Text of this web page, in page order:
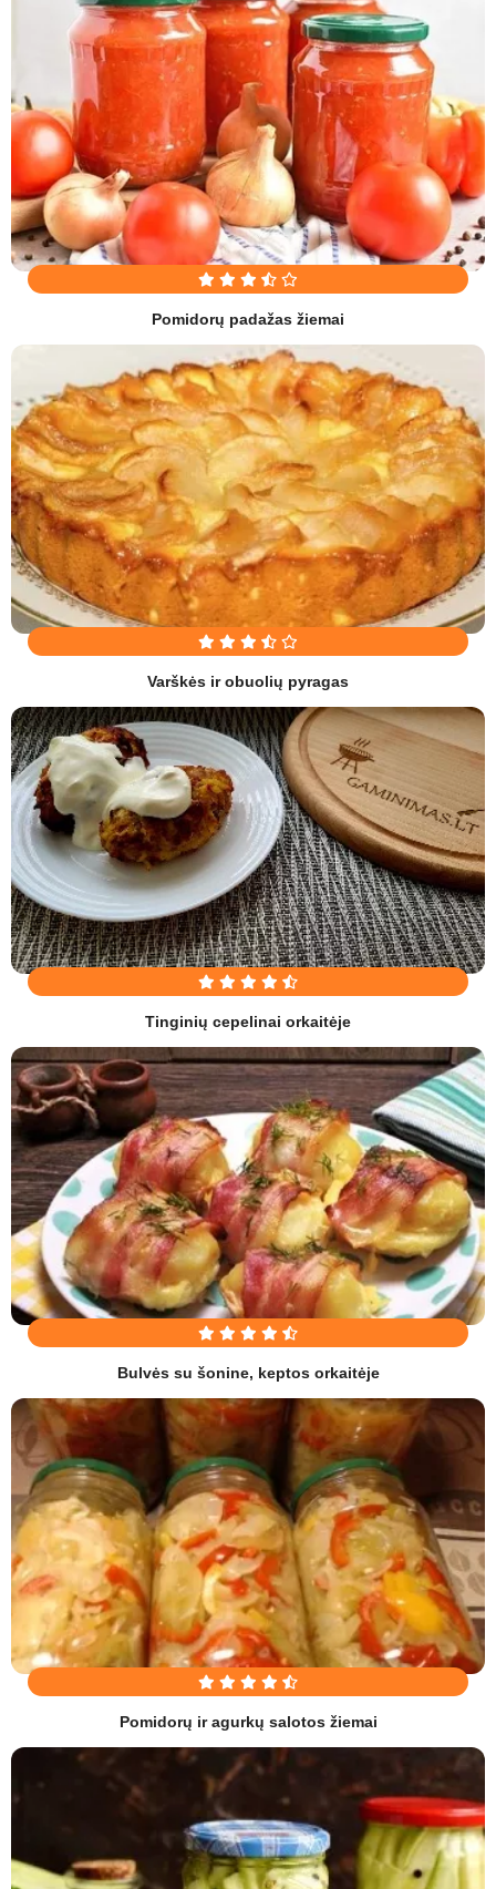
Pomidorų padažas žiemai
Varškės ir obuolių pyragas
Tinginių cepelinai orkaitėje
Bulvės su šonine, keptos orkaitėje
Pomidorų ir agurkų salotos žiemai